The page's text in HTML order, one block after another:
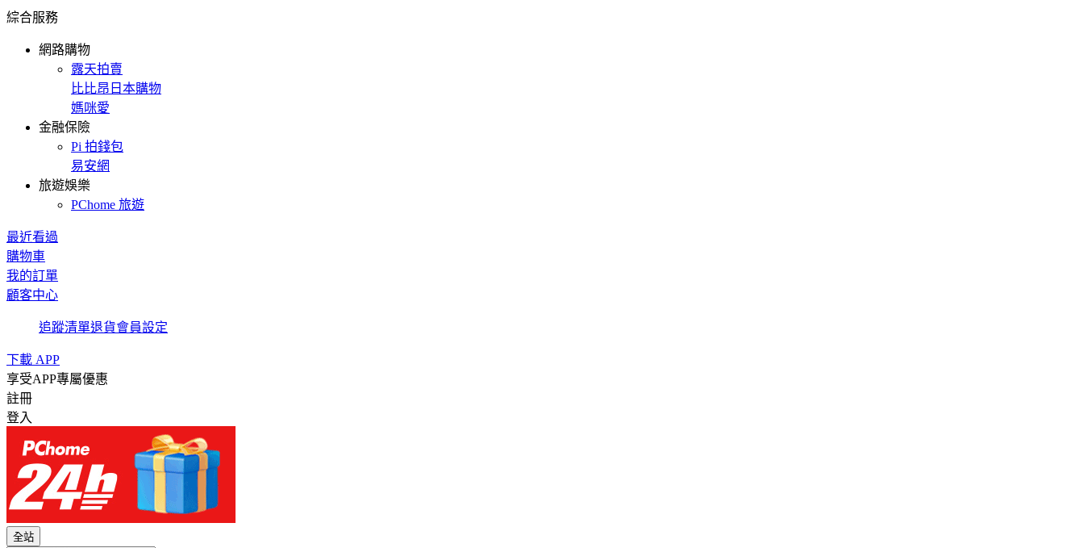
綜合服務
網路購物
露天拍賣
比比昂日本購物
媽咪愛
金融保險
Pi 拍錢包
易安網
旅遊娛樂
PChome 旅遊
最近看過
購物車
我的訂單
顧客中心
追蹤清單退貨會員設定
下載 APP
享受APP專屬優惠
註冊
登入
全站